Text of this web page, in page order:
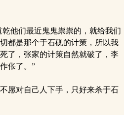
他们最近鬼鬼祟祟的，就给我们
都是那个于石砚的计策，所以我
了，张家的计策自然就破了，李
伥了。”
愿对自己人下手，只好来杀于石